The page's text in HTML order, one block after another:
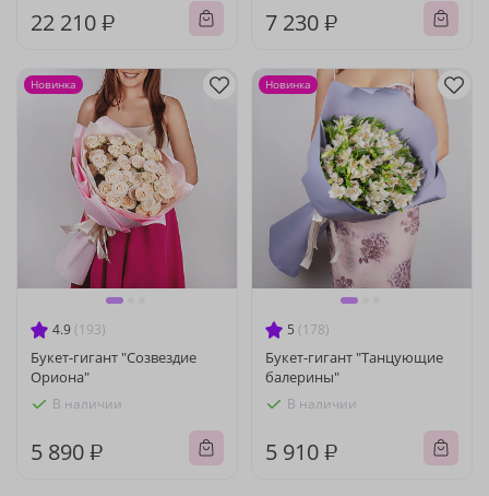
22 210 ₽ 7 230 ₽
4.9 (193)
Букет-гигант "Созвездие
Ориона"
В наличии
5 890 ₽
Новинка
5 (178)
Букет-гигант "Танцующие
балерины"
В наличии
5 910 ₽
Новинка